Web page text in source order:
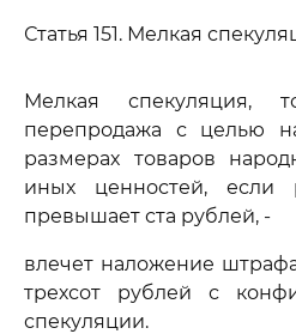
Статья 151. Мелкая
Мелкая спекуляция,
перепродажа с целью
размерах товаров
иных ценностей,
превышает ста рублей, -
влечет наложение
трехсот рублей с
спекуляции.